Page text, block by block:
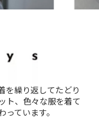
を繰り返してたどり
ト、色々な服を着て
ています。